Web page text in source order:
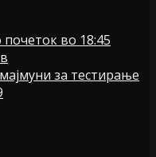
почеток во 18:45
за тестирање